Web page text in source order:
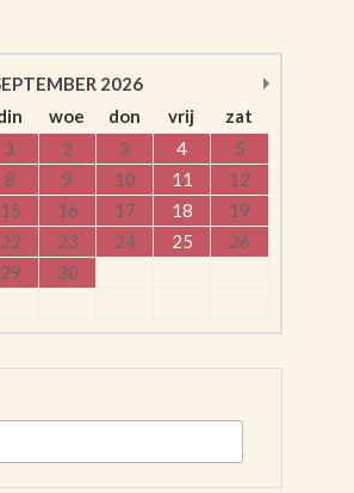
2026
woe don vrij
zat
1
2 3 4
5
8 9 10 11
12
15 16 17 18
19
22 23 24 25
26
29 30